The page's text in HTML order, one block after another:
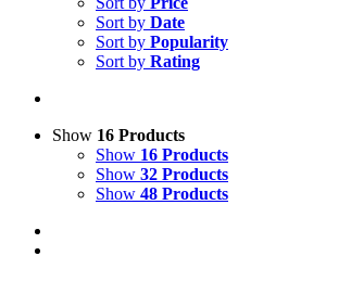
Sort by Date
Sort by Popularity
Sort by Rating
Show 16 Products
Show 16 Products
Show 32 Products
Show 48 Products